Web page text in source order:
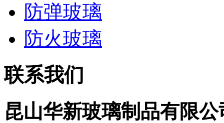
防弹玻璃
防火玻璃
联系我们
昆山华新玻璃制品有限公